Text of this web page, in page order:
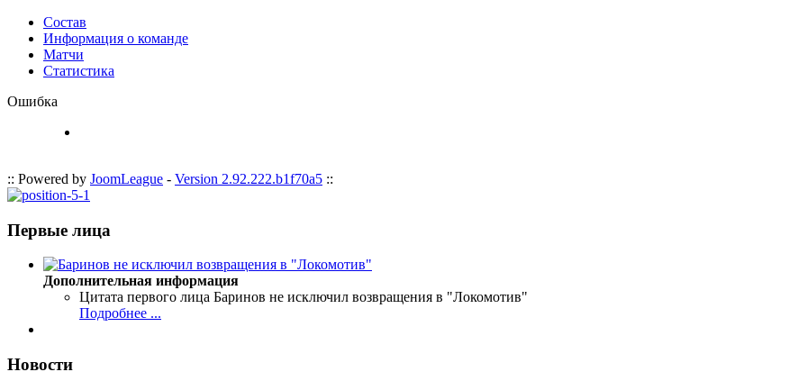
Состав
Информация о команде
Матчи
Статистика
Ошибка
:: Powered by JoomLeague - Version 2.92.222.b1f70a5 ::
Первые лица
Дополнительная информация
Цитата первого лица Баринов не исключил возвращения в "Локомотив"
Подробнее ...
Новости